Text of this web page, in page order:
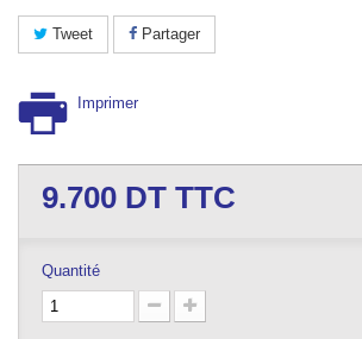
Tweet Partager
Imprimer
9.700 DT TTC
Quantité